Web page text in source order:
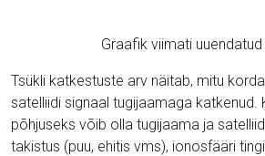
Graafik viimati
Tsükli katkestuste arv näitab, mitu
satelliidi signaal tugijaamaga katkenud.
põhjuseks võib olla tugijaama ja
takistus (puu, ehitis vms), ionosfääri